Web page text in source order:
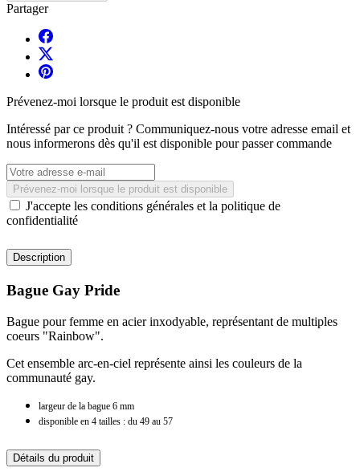
Partager
Prévenez-moi lorsque le produit est disponible
Intéressé par ce produit ? Communiquez-nous votre adresse email et
nous informerons dès qu'il est disponible pour passer commande
Prévenez-moi lorsque le produit est disponible
J'accepte les conditions générales et la politique de
confidentialité
Description
Bague Gay Pride
Bague pour femme en acier inxodyable, représentant de multiples
coeurs "Rainbow".
Cet ensemble arc-en-ciel représente ainsi les couleurs de la
communauté gay.
largeur de la bague 6 mm
disponible en 4 tailles : du 49 au 57
Détails du produit